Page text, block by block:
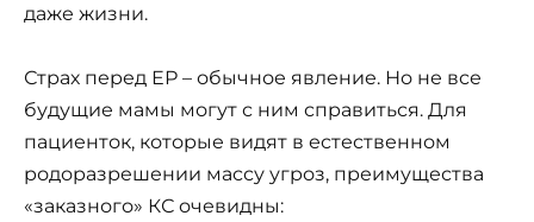
даже жизни.
Страх перед ЕР – обычное явление. Но не все
будущие мамы могут с ним справиться. Для
пациенток, которые видят в естественном
родоразрешении массу угроз, преимущества
«заказного» КС очевидны: